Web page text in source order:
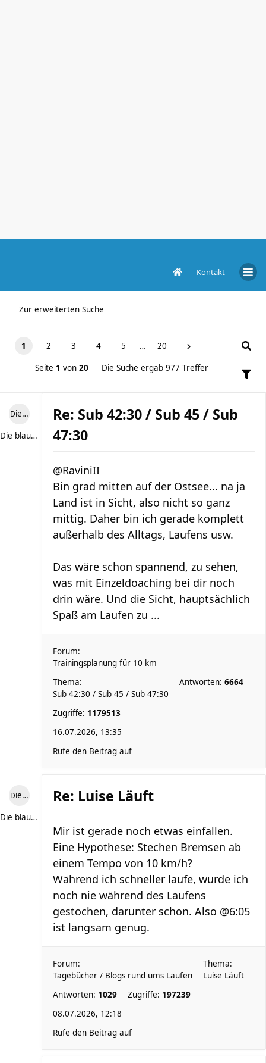
Kontakt
Zur erweiterten Suche
1 2 3 4 5 … 20
Seite 1 von 20 Die Suche ergab 977 Treffer
Die blaue Luise
Die blaue Luise
Re: Sub 42:30 / Sub 45 / Sub
47:30
@RaviniII
Bin grad mitten auf der Ostsee... na ja
Land ist in Sicht, also nicht so ganz
mittig. Daher bin ich gerade komplett
außerhalb des Alltags, Laufens usw.
Das wäre schon spannend, zu sehen,
was mit Einzeldoaching bei dir noch
drin wäre. Und die Sicht, hauptsächlich
Spaß am Laufen zu ...
Forum:
Trainingsplanung für 10 km
Thema:
Sub 42:30 / Sub 45 / Sub 47:30
Antworten: 6664
Zugriffe: 1179513
16.07.2026, 13:35
Rufe den Beitrag auf
Die blaue Luise
Die blaue Luise
Re: Luise Läuft
Mir ist gerade noch etwas einfallen.
Eine Hypothese: Stechen Bremsen ab
einem Tempo von 10 km/h?
Während ich schneller laufe, wurde ich
noch nie während des Laufens
gestochen, darunter schon. Also @6:05
ist langsam genug.
Forum:
Tagebücher / Blogs rund ums Laufen
Thema:
Luise Läuft
Antworten: 1029 Zugriffe: 197239
08.07.2026, 12:18
Rufe den Beitrag auf